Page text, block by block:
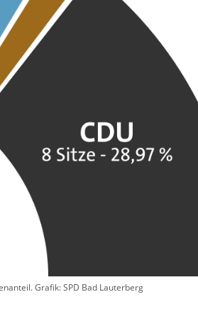
Grafik: SPD Bad Lauterberg